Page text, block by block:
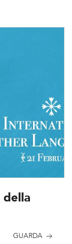
GUARDA